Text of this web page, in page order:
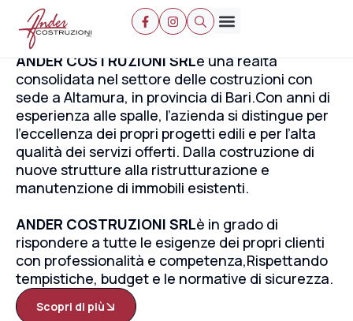
Chi siamo
ANDER COSTRUZIONI SRLè una realtà
consolidata nel settore delle costruzioni con
sede a Altamura, in provincia di Bari.Con anni di
esperienza alle spalle, l’azienda si distingue per
l’eccellenza dei propri progetti edili e per l’alta
qualità dei servizi offerti. Dalla costruzione di
nuove strutture alla ristrutturazione e
manutenzione di immobili esistenti.
ANDER COSTRUZIONI SRLè in grado di
rispondere a tutte le esigenze dei propri clienti
con professionalità e competenza,Rispettando
tempistiche, budget e le normative di sicurezza.
Scopri di più